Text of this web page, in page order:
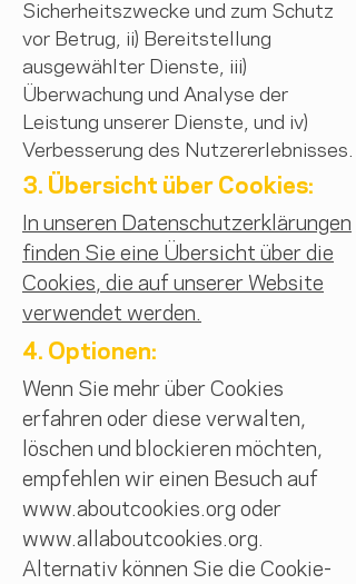
Sicherheitszwecke und zum Schutz
vor Betrug, ii) Bereitstellung
ausgewählter Dienste, iii)
Überwachung und Analyse der
Leistung unserer Dienste, und iv)
Verbesserung des Nutzererlebnisses.
3. Übersicht über Cookies:
In unseren Datenschutzerklärungen
finden Sie eine Übersicht über die
Cookies, die auf unserer Website
verwendet werden.
4. Optionen:
Wenn Sie mehr über Cookies
erfahren oder diese verwalten,
löschen und blockieren möchten,
empfehlen wir einen Besuch auf
www.aboutcookies.org oder
www.allaboutcookies.org.
Alternativ können Sie die Cookie-